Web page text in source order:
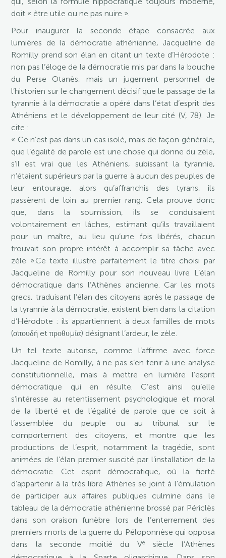
doit « être utile ou ne pas nuire ».
Pour inaugurer la seconde étape consacrée aux
lumières de la démocratie athénienne, Jacqueline de
Romilly prend son élan en citant un texte d’Hérodote :
non pas l’éloge de la démocratie mis par dans la bouche
du Perse Otanès, mais un jugement personnel de
l’historien sur le changement décisif que le passage de la
tyrannie à la démocratie a opéré dans l’état d’esprit des
Athéniens et le développement de leur cité (V, 78). Je
cite :
« Ce n’est pas dans un cas isolé, mais de façon générale,
que l’égalité de parole est une chose qui donne du zèle,
s’il est vrai que les Athéniens, subissant la tyrannie,
n’étaient supérieurs par la guerre à aucun des peuples de
leur entourage, alors qu’affranchis des tyrans, ils
passèrent de loin au premier rang. Cela prouve donc
que, dans la soumission, ils se conduisaient
volontairement en lâches, estimant qu’ils travaillaient
pour un maître, au lieu qu’une fois libérés, chacun
trouvait son propre intérêt à accomplir sa tâche avec
zèle ».Ce texte illustre parfaitement le titre choisi par
Jacqueline de Romilly pour son nouveau livre L’élan
démocratique dans l’Athènes ancienne. Car les mots
grecs, traduisant l’élan des citoyens après le passage de
la tyrannie à la démocratie, existent bien dans la citation
d’Hérodote : ils appartiennent à deux familles de mots
(σπουδή et προθυμία) désignant l’ardeur, le zèle.
Un tel texte autorise, comme l’affirme avec force
Jacqueline de Romilly, à ne pas s’en tenir à une analyse
constitutionnelle, mais à mettre en lumière l’esprit
démocratique qui en résulte. C’est ainsi qu’elle
s’intéresse au retentissement psychologique et moral
de la liberté et de l’égalité de parole que ce soit à
l’assemblée du peuple ou au tribunal sur le
comportement des citoyens, et montre que les
productions de l’esprit, notamment la tragédie, sont
animées de l’élan premier suscité par l’installation de la
démocratie. Cet esprit démocratique, où la fierté
d’appartenir à la très libre Athènes se joint à l’émulation
de participer aux affaires publiques culmine dans le
tableau de la démocratie athénienne brossé par Périclès
dans son oraison funèbre lors de l’enterrement des
premiers morts de la guerre du Péloponnèse qui opposa
dans la seconde moitié du Ve
siècle l’Athènes